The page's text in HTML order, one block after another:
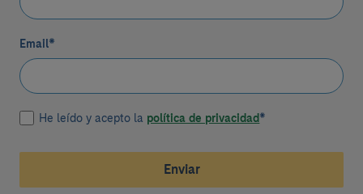
Email*
He leído y acepto la política de privacidad*
Enviar